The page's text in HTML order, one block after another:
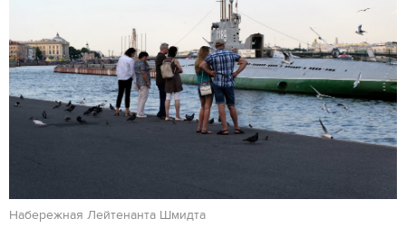
Набережная Лейтенанта Шмидта